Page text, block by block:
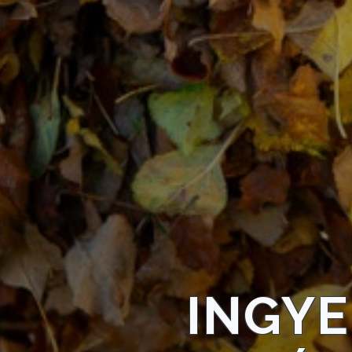
KÖLTSÉGVETÉSI
RENDELETEK
AZ
ÉPÜLŐ
VÁROS
FEJLESZTÉSEK
KÖRNYEZETVÉDELEM
TELEPÜLÉSRENDEZÉS